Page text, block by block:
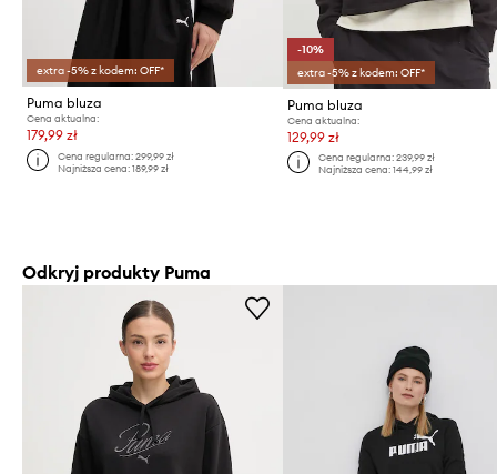
extra -5% z kodem: OFF*
Puma bluza
Cena aktualna:
179,99 zł
Cena regularna:299,99 zł
Najniższa cena:189,99 zł
-10%
extra -5% z kodem: OFF*
Puma bluza
Cena aktualna:
129,99 zł
Cena regularna: 239,99 zł
Najniższa cena: 144,99 zł
Odkryj produkty Puma